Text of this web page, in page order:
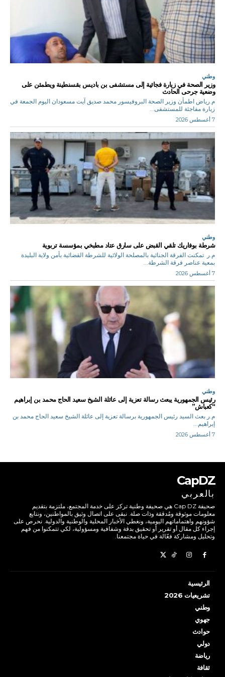
وطني
وزير الصحة في زيارة فجائية إلى مستشفى بن باديس بقسنطينة ويطمئن على
وضعية جرحى الحادث
م.رياض اطمأن وزير الصحة البروفيسور محمد صديق آيت مسعودان اليوم الجمعة في
زيارة مفاجئة للمستشفى...
7 أغسطس 2026
وطني
شرطة بوفاريك تلقي القبض على سارق عتاد مطبخي بمؤسسة تربوية
م.ر تمكنت الفرقة الجنائية بالمصلحة الولائية للشرطة القضائية بأمن ولاية البليدة
بمعية عناصر فرقة الشرطة...
7 أغسطس 2026
وطني
رئيس الجمهورية يبعث رسالة تعزية إلى عائلة الشيخ سعيد الحاج محمد بن إبراهيم
“كعباش”
م.ر بعث السيد رئيس الجمهورية برسالة تعزية إلى عائلة الشيخ سعيد الحاج محمد بن
إبراهيم...
7 أغسطس 2026
CapDZ
بالعربي
صحيفة Cap DZ هي صحيفة وطنية تركز على خدمة المجتمع، ملتزمة بتقديم
معلومات موثوقة ومُدققة وذات صلة. نبقى على اتصال وثيق بالمواطنين، ونتابع
شؤونهم واهتماماتهم اليومية، ونغطي الأخبار المحلية والوطنية والدولية. نحرص على
إجراء كل مقال أو تقرير أو تحقيق بدقة وشفافية ومسؤولية، لكي تتمكنوا من فهم
وتحليل ومشاركة فعّالة في حياة مجتمعنا.
الرئيسية
تشريعيات 2026
وطني
جهوي
حوادث
دولي
رياضة
ثقافة